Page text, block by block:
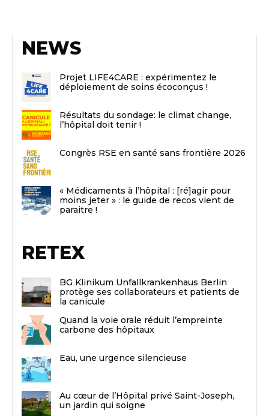
NEWS
Projet LIFE4CARE : expérimentez le
déploiement de soins écoconçus !
Résultats du sondage: le climat change,
l’hôpital doit tenir !
Congrès RSE en santé sans frontière 2026
« Médicaments à l’hôpital : [ré]agir pour
moins jeter » : le guide de recos vient de
paraitre !
RETEX
BG Klinikum Unfallkrankenhaus Berlin
protège ses collaborateurs et patients de
la canicule
Quand la voie orale réduit l’empreinte
carbone des hôpitaux
Eau, une urgence silencieuse
Au cœur de l’Hôpital privé Saint-Joseph,
un jardin qui soigne